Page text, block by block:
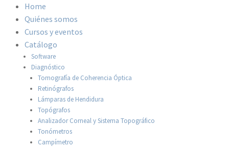
Home
Quiénes somos
Cursos y eventos
Catálogo
Software
Diagnóstico
Tomografía de Coherencia Óptica
Retinógrafos
Lámparas de Hendidura
Topógrafos
Analizador Corneal y Sistema Topográfico
Tonómetros
Campímetro